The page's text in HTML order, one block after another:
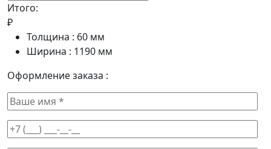
Итого:
₽
Толщина : 60 мм
Ширина : 1190 мм
Оформление заказа :